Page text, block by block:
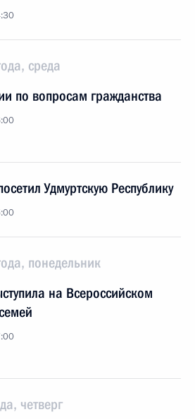
среда
по вопросам гражданства
Удмуртскую Республику
понедельник
на Всероссийском
четверг